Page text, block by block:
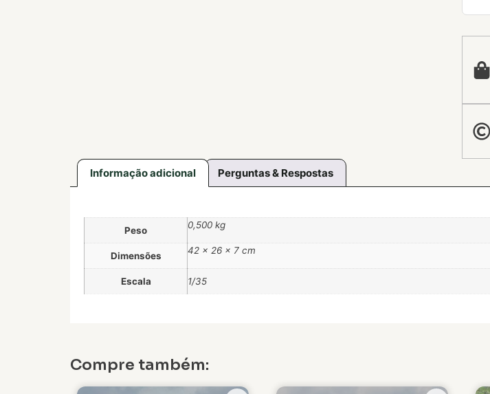
Informação adicional Perguntas & Respostas
Peso 0,500 kg
Dimensões 42 × 26 × 7 cm
Escala 1/35
Compre também: